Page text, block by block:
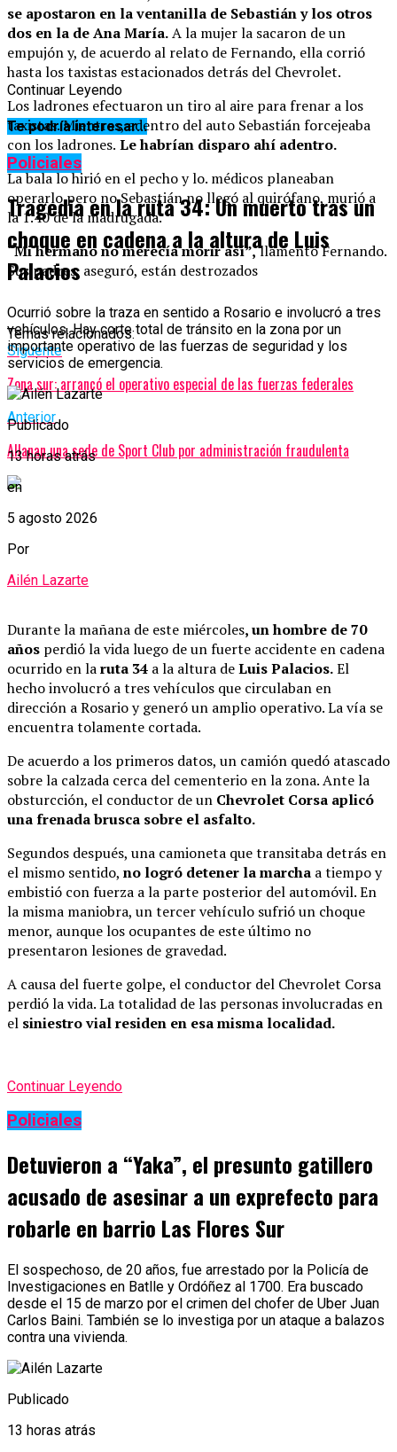
se apostaron en la ventanilla de Sebastián y los otros
dos en la de Ana María.A la mujer la sacaron de un
empujón y, de acuerdo al relato de Fernando, ella corrió
hasta los taxistas estacionados detrás del Chevrolet.
Los ladrones efectuaron un tiro al aire para frenar a los
taxistas. Mientras, adentro del auto Sebastián forcejeaba
con los ladrones. Le habrían disparo ahí adentro.
La bala lo hirió en el pecho y lo. médicos planeaban
operarlo pero no Sebastián no llegó al quirófano, murió a
la 1.40 de la madrugada.
“Mi hermano no merecía morir así”,llamentó Fernando.
Sus padres, aseguró, están destrozados
Temas relacionados:
Siguente
Zona sur: arrancó el operativo especial de las fuerzas federales
Anterior
Allanan una sede de Sport Club por administración fraudulenta
Continuar Leyendo
Te podría interesar...
Policiales
Tragedia en la ruta 34: Un muerto tras un
choque en cadena a la altura de Luis
Palacios
Ocurrió sobre la traza en sentido a Rosario e involucró a tres
vehículos. Hay corte total de tránsito en la zona por un
importante operativo de las fuerzas de seguridad y los
servicios de emergencia.
Publicado
13 horas atrás
en
5 agosto 2026
Por
Ailén Lazarte
Durante la mañana de este miércoles, un hombre de 70
años perdió la vida luego de un fuerte accidente en cadena
ocurrido en laruta 34 a la altura deLuis Palacios.El
hecho involucró a tres vehículos que circulaban en
dirección a Rosario y generó un amplio operativo. La vía se
encuentra tolamente cortada.
De acuerdo a los primeros datos, un camión quedó atascado
sobre la calzada cerca del cementerio en la zona. Ante la
obsturcción, el conductor de un Chevrolet Corsa aplicó
una frenada brusca sobre el asfalto.
Segundos después, una camioneta que transitaba detrás en
el mismo sentido, no logró detener la marcha a tiempo y
embistió con fuerza a la parte posterior del automóvil. En
la misma maniobra, un tercer vehículo sufrió un choque
menor, aunque los ocupantes de este último no
presentaron lesiones de gravedad.
A causa del fuerte golpe, el conductor del Chevrolet Corsa
perdió la vida. La totalidad de las personas involucradas en
el siniestro vial residen en esa misma localidad.
Continuar Leyendo
Policiales
Detuvieron a “Yaka”, el presunto gatillero
acusado de asesinar a un exprefecto para
robarle en barrio Las Flores Sur
El sospechoso, de 20 años, fue arrestado por la Policía de
Investigaciones en Batlle y Ordóñez al 1700. Era buscado
desde el 15 de marzo por el crimen del chofer de Uber Juan
Carlos Baini. También se lo investiga por un ataque a balazos
contra una vivienda.
Publicado
13 horas atrás